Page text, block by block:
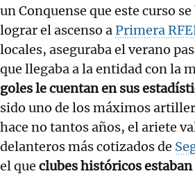
un Conquense que este curso
lograr el ascenso aPrimera
locales, aseguraba el verano
que llegaba a la entidad con la
goles le cuentan en sus
sido uno de los máximos
hace no tantos años, el ariete
delanteros más cotizados de
el que clubes históricos